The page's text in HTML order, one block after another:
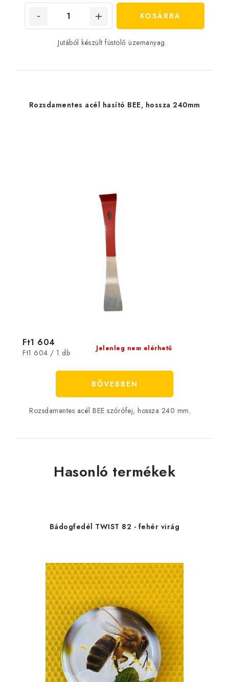
KOSÁRBA
Jutából készült füstölő üzemanyag.
Rozsdamentes acél hasító BEE, hossza 240mm
Jelenleg nem elérhető
Ft1 604
Egységár:
Ft1 604 / 1 db
BŐVEBBEN
Rozsdamentes acél BEE szórófej, hossza 240 mm.
Hasonló termékek
Bádogfedél TWIST 82 - fehér virág